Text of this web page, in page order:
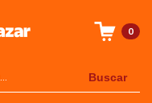
0
Buscar